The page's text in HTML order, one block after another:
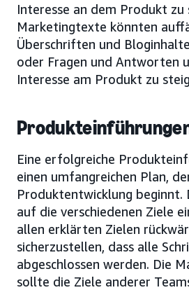
Interesse an dem Produkt zu
Marketingtexte könnten
Überschriften und
oder Fragen und Antworten
Interesse am Produkt zu
Eine erfolgreiche
einen umfangreichen Plan,
Produktentwicklung beginnt.
auf die verschiedenen Ziele
allen erklärten Zielen
sicherzustellen, dass alle
abgeschlossen werden. Die
sollte die Ziele anderer